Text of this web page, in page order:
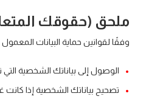
ملحق (حقوقك
وفقًا لقوانين حماية البيانات
الوصول إلى بياناتك الشخصية التي
تصحيح بياناتك الشخصية إذا كانت